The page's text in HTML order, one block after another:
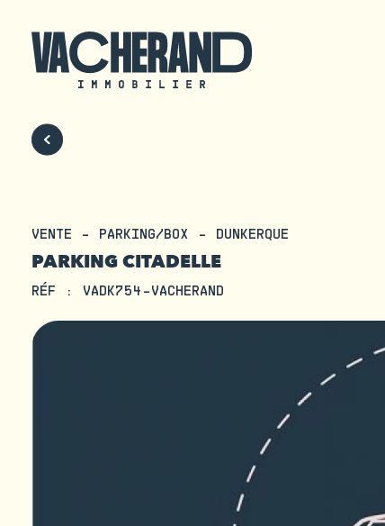
VENTE - PARKING/BOX - DUNKERQUE
PARKING CITADELLE
RÉF : VADK754-VACHERAND